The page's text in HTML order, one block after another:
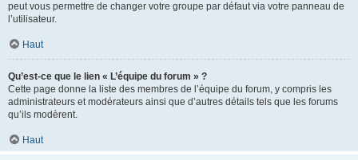
peut vous permettre de changer votre groupe par défaut via votre panneau de
l’utilisateur.
Haut
Qu’est-ce que le lien « L’équipe du forum » ?
Cette page donne la liste des membres de l’équipe du forum, y compris les
administrateurs et modérateurs ainsi que d’autres détails tels que les forums
qu’ils modèrent.
Haut